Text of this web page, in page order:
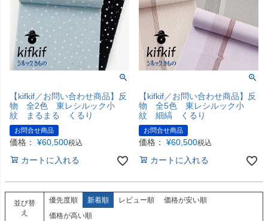
【kifkif／お問い合わせ商品】反
物 全2色 東レシルック小
紋 まるまる くるり
お問合せ商品
価格： ¥60,500税込
カートに入れる
【kifkif／お問い合わせ商品】反
物 全5色 東レシルック小
紋 細縞 くるり
お問合せ商品
価格： ¥60,500税込
カートに入れる
並び替
え
優先度順 新着順 レビュー順
価格が安い順
価格が高い順